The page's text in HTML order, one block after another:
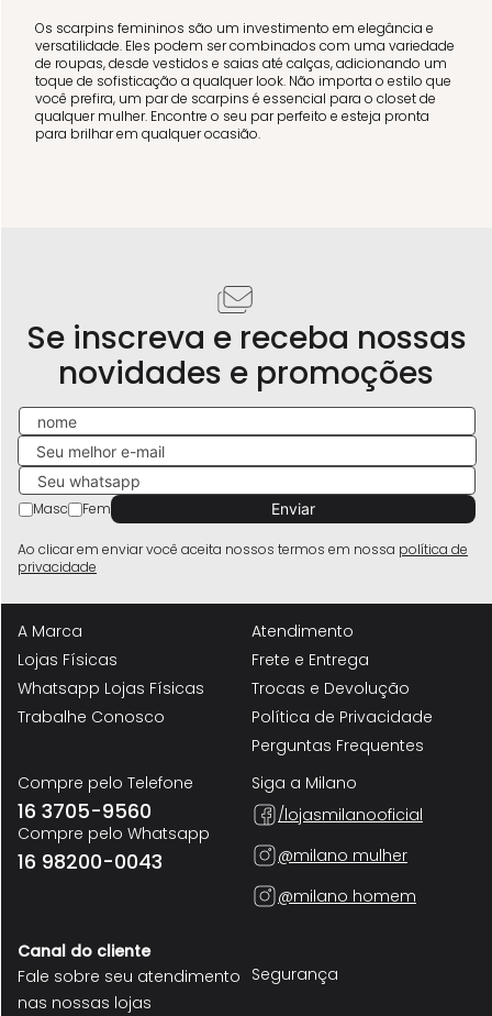
Os scarpins femininos são um investimento em elegância e
versatilidade. Eles podem ser combinados com uma variedade
de roupas, desde vestidos e saias até calças, adicionando um
toque de sofisticação a qualquer look. Não importa o estilo que
você prefira, um par de scarpins é essencial para o closet de
qualquer mulher. Encontre o seu par perfeito e esteja pronta
para brilhar em qualquer ocasião.
Se inscreva e receba nossas
novidades e promoções
Masc Fem
Ao clicar em enviar você aceita nossos termos em nossa política de
privacidade
A Marca
Lojas Físicas
Whatsapp Lojas Físicas
Trabalhe Conosco
Atendimento
Frete e Entrega
Trocas e Devolução
Política de Privacidade
Perguntas Frequentes
Compre pelo Telefone
16 3705-9560
Compre pelo Whatsapp
16 98200-0043
Siga a Milano
/lojasmilanooficial
@milano mulher
@milano homem
Canal do cliente
Fale sobre seu atendimento
nas nossas lojas
Segurança